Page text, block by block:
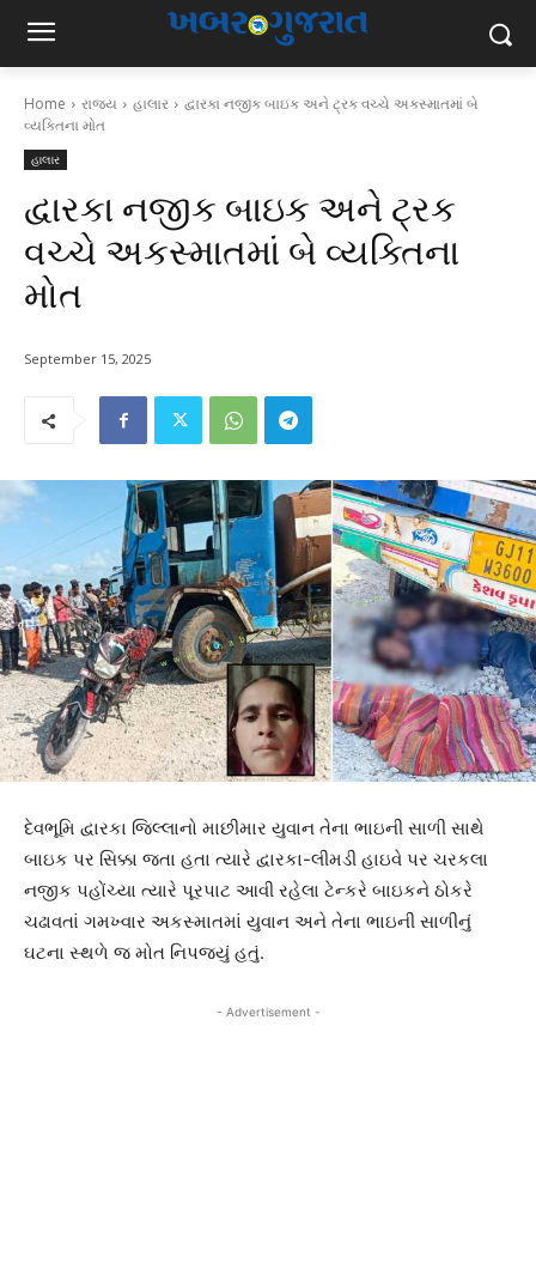
Home રાજ્ય હાલાર
દ્વારકા નજીક બાઇક અને ટ્રક વચ્ચે અકસ્માતમાં બે
વ્યક્તિના મોત
હાલાર
દ્વારકા નજીક બાઇક અને ટ્રક
વચ્ચે અકસ્માતમાં બે વ્યક્તિના
મોત
September 15, 2025
દેવભૂમિ દ્વારકા જિલ્લાનો માછીમાર યુવાન તેના ભાઇની સાળી સાથે
બાઇક પર સિક્કા જતા હતા ત્યારે દ્વારકા-લીમડી હાઇવે પર ચરકલા
નજીક પહોંચ્યા ત્યારે પૂરપાટ આવી રહેલા ટેન્કરે બાઇકને ઠોકરે
ચઢાવતાં ગમખ્વાર અકસ્માતમાં યુવાન અને તેના ભાઇની સાળીનું
ઘટના સ્થળે જ મોત નિપજયું હતું.
- Advertisement -